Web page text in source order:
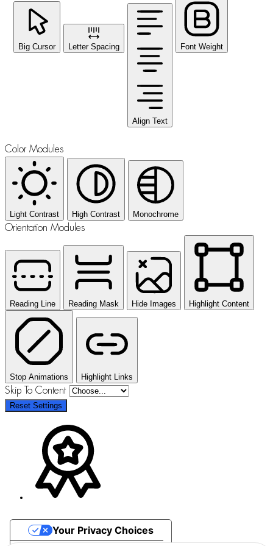
Big Cursor Letter Spacing
Align Text
Font Weight
Color Modules
Light Contrast High Contrast Monochrome
Orientation Modules
Reading Line Reading Mask Hide Images Highlight Content
Stop Animations Highlight Links
Skip To Content
Reset Settings
Your Privacy Choices